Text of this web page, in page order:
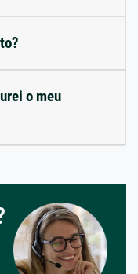
o meu